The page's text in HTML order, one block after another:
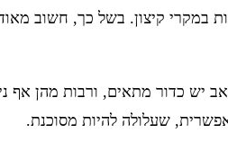
במקרי קיצון. בשל כך, חשוב
יש כדור מתאים, ורבות מהן
שעלולה להיות מסוכנת.